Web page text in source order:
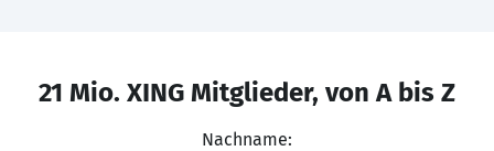
21 Mio. XING Mitglieder, von A bis Z
Nachname: